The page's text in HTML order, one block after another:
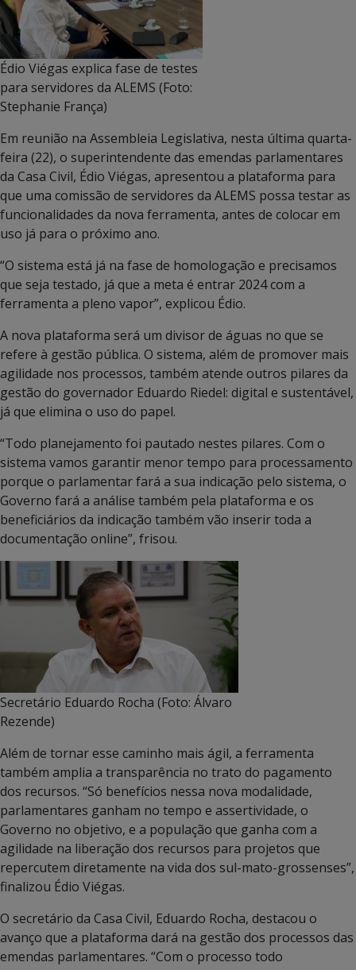
Édio Viégas explica fase de testes
para servidores da ALEMS (Foto:
Stephanie França)
Em reunião na Assembleia Legislativa, nesta última quarta-
feira (22), o superintendente das emendas parlamentares
da Casa Civil, Édio Viégas, apresentou a plataforma para
que uma comissão de servidores da ALEMS possa testar as
funcionalidades da nova ferramenta, antes de colocar em
uso já para o próximo ano.
“O sistema está já na fase de homologação e precisamos
que seja testado, já que a meta é entrar 2024 com a
ferramenta a pleno vapor”, explicou Édio.
A nova plataforma será um divisor de águas no que se
refere à gestão pública. O sistema, além de promover mais
agilidade nos processos, também atende outros pilares da
gestão do governador Eduardo Riedel: digital e sustentável,
já que elimina o uso do papel.
“Todo planejamento foi pautado nestes pilares. Com o
sistema vamos garantir menor tempo para processamento
porque o parlamentar fará a sua indicação pelo sistema, o
Governo fará a análise também pela plataforma e os
beneficiários da indicação também vão inserir toda a
documentação online”, frisou.
Secretário Eduardo Rocha (Foto: Álvaro
Rezende)
Além de tornar esse caminho mais ágil, a ferramenta
também amplia a transparência no trato do pagamento
dos recursos. “Só benefícios nessa nova modalidade,
parlamentares ganham no tempo e assertividade, o
Governo no objetivo, e a população que ganha com a
agilidade na liberação dos recursos para projetos que
repercutem diretamente na vida dos sul-mato-grossenses”,
finalizou Édio Viégas.
O secretário da Casa Civil, Eduardo Rocha, destacou o
avanço que a plataforma dará na gestão dos processos das
emendas parlamentares. “Com o processo todo